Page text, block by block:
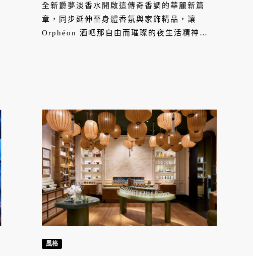
全新爵夢淡香水開啟這傳奇香調的華麗新篇
章，同步延伸至身體香氛與家飾精品，讓
Orphéon 酒吧那自由而璀璨的夜生活精神，
風格